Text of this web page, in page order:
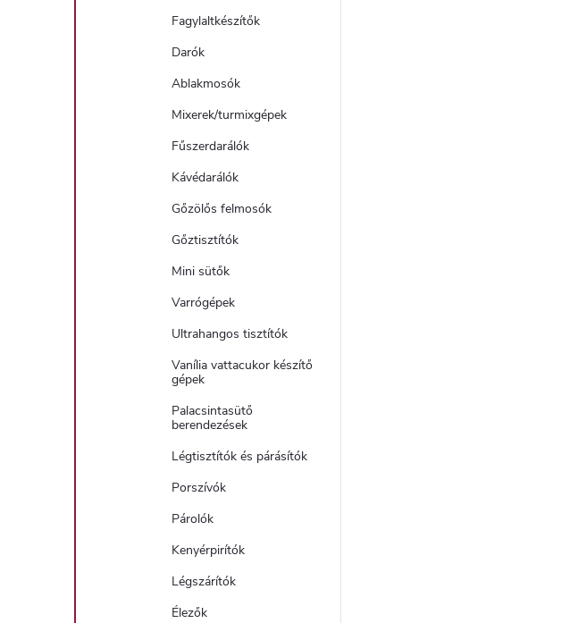
Fagylaltkészítők
Darók
Ablakmosók
Mixerek/turmixgépek
Fűszerdarálók
Kávédarálók
Gőzölős felmosók
Gőztisztítók
Mini sütők
Varrógépek
Ultrahangos tisztítók
Vanília vattacukor készítő
gépek
Palacsintasütő
berendezések
Légtisztítók és párásítók
Porszívók
Párolók
Kenyérpirítók
Légszárítók
Élezők